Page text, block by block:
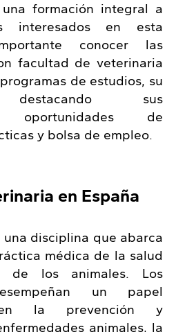
formación integral a
interesados en esta
conocer las
facultad de veterinaria
de estudios, su
destacando sus
oportunidades de
y bolsa de empleo.
en España
disciplina que abarca
médica de la salud
de los animales. Los
un papel
en la prevención y
animales, la